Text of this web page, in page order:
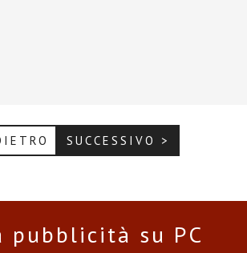
SUCCESSIVO >
pubblicità su PC